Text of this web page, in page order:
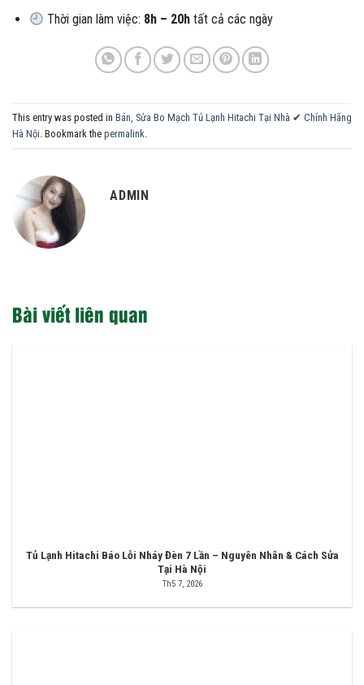
Thời gian làm việc: 8h – 20h tất cả các ngày
This entry was posted in Bán, Sửa Bo Mạch Tủ Lạnh Hitachi Tại Nhà ✔ Chính Hãng
Hà Nội . Bookmark the permalink
ADMIN
Bài viết liên quan
Tủ Lạnh Hitachi Báo Lỗi Nháy Đèn 7 Lần – Nguyên Nhân & Cách Sửa
Tại Hà Nội
Th5 7, 2026